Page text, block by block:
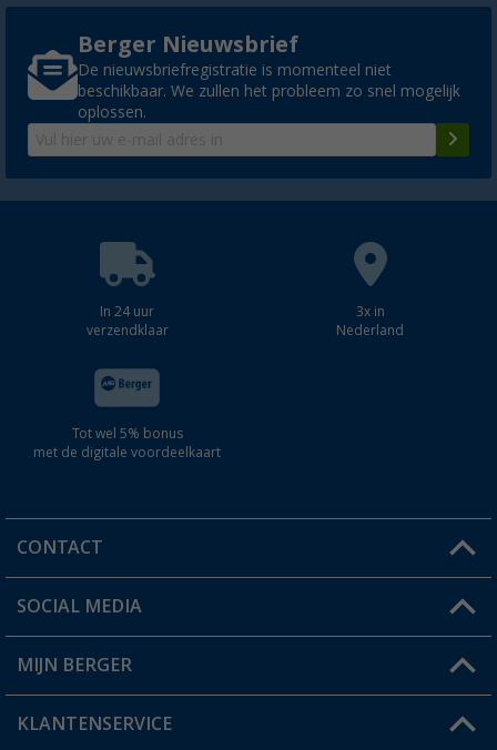
Berger Nieuwsbrief
De nieuwsbriefregistratie is momenteel niet
beschikbaar. We zullen het probleem zo snel mogelijk
oplossen.
In 24 uur
verzendklaar
3x in
Nederland
Tot wel 5% bonus
met de digitale voordeelkaart
CONTACT
Een vraag?
Winkel vinden
SOCIAL MEDIA
MIJN BERGER
Mijn account
KLANTENSERVICE